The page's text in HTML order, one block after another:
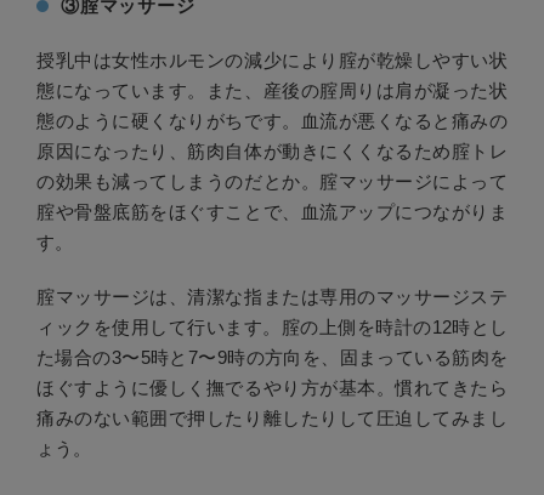
③腟マッサージ
授乳中は女性ホルモンの減少により腟が乾燥しやすい状
態になっています。また、産後の腟周りは肩が凝った状
態のように硬くなりがちです。血流が悪くなると痛みの
原因になったり、筋肉自体が動きにくくなるため腟トレ
の効果も減ってしまうのだとか。腟マッサージによって
腟や骨盤底筋をほぐすことで、血流アップにつながりま
す。
腟マッサージは、清潔な指または専用のマッサージステ
ィックを使用して行います。腟の上側を時計の12時とし
た場合の3〜5時と7〜9時の方向を、固まっている筋肉を
ほぐすように優しく撫でるやり方が基本。慣れてきたら
痛みのない範囲で押したり離したりして圧迫してみまし
ょう。